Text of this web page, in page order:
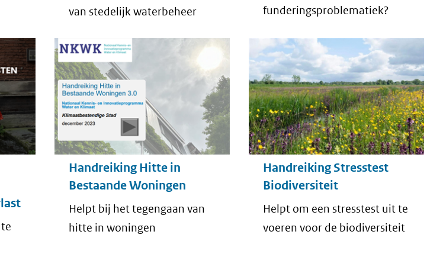
van stedelijk waterbeheer
funderingsproblematiek?
Handreiking Hitte in
Bestaande Woningen
Helpt bij het tegengaan van
hitte in woningen
Handreiking Stresstest
Biodiversiteit
Helpt om een stresstest uit te
voeren voor de biodiversiteit